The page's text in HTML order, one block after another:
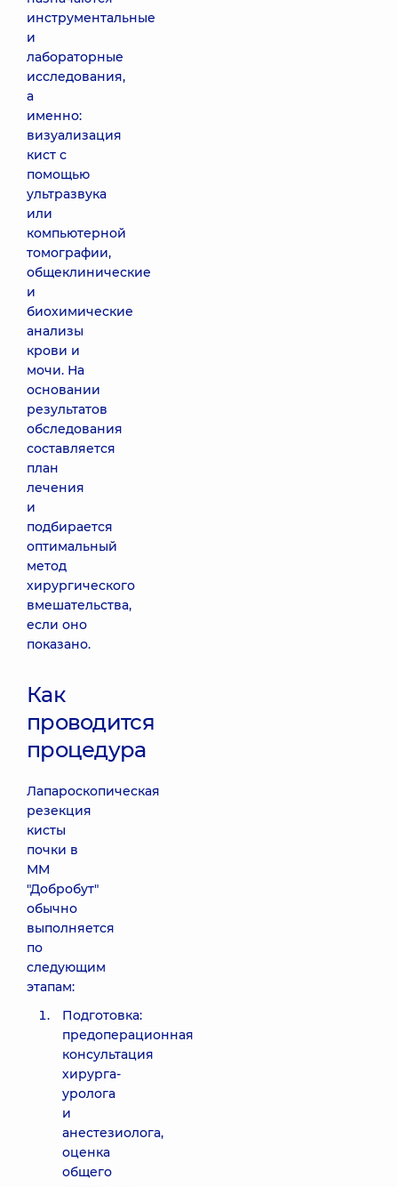
инструментальные
и
лабораторные
исследования,
а
именно:
визуализация
кист с
помощью
ультразвука
или
компьютерной
томографии,
общеклинические
и
биохимические
анализы
крови и
мочи. На
основании
результатов
обследования
составляется
план
лечения
и
подбирается
оптимальный
метод
хирургического
вмешательства,
если оно
показано.
Как
проводится
процедура
Лапароскопическая
резекция
кисты
почки в
ММ
"Добробут"
обычно
выполняется
по
следующим
этапам:
Подготовка:
предоперационная
консультация
хирурга-
уролога
и
анестезиолога,
оценка
общего